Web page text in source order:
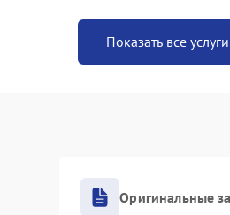
Показать все услуги
Оригинальные